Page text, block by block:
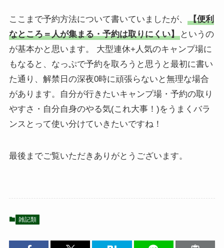
ここまで予約方法について書いていましたが、
【便利
なところ＝人が集まる・予約は取りにくい】というの
が基本かと思います。 大型連休+人気のキャンプ場に
もなると、なっぷで予約を取ろうと思うと最初に書い
た通り、解禁日の深夜0時に頑張らないと無理な場合
があります。自分が行きたいキャンプ場・予約の取り
やすさ・自分自身のやる気(これ大事！)をうまくバラ
ンスとって使い分けていきたいですね！
最後までご覧いただきありがとうございます。
雑記類